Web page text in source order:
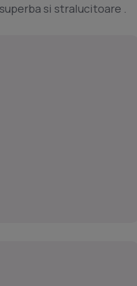
si stralucitoare .